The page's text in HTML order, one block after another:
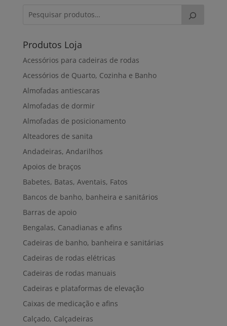
87,00€
Produtos Loja
Acessórios para cadeiras de rodas
Acessórios de Quarto, Cozinha e Banho
Almofadas antiescaras
Almofadas de dormir
Almofadas de posicionamento
Alteadores de sanita
Andadeiras, Andarilhos
Apoios de braços
Babetes, Batas, Aventais, Fatos
Bancos de banho, banheira e sanitários
Barras de apoio
Bengalas, Canadianas e afins
Cadeiras de banho, banheira e sanitárias
Cadeiras de rodas elétricas
Cadeiras de rodas manuais
Cadeiras e plataformas de elevação
Caixas de medicação e afins
Calçado, Calçadeiras